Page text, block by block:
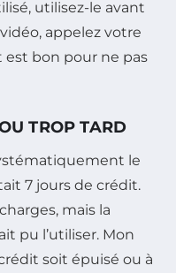
utilisez-le avant
appelez votre
est bon pour ne pas
TROP TARD
le
7 jours de crédit.
mais la
pu l’utiliser. Mon
soit épuisé ou à